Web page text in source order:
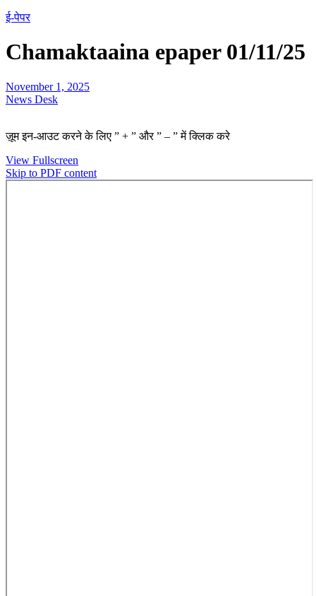
ई-पेपर
Chamaktaaina epaper 01/11/25
November 1, 2025
News Desk
ज़ूम इन-आउट करने के लिए ” + ” और ” – ” में क्लिक करे
View Fullscreen
Skip to PDF content